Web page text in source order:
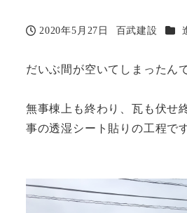
投稿日
2020年5月27日
著
百武建設 カ
だいぶ間が空いてしまったん
無事棟上も終わり、瓦も伏せ
事の透湿シート貼りの工程です